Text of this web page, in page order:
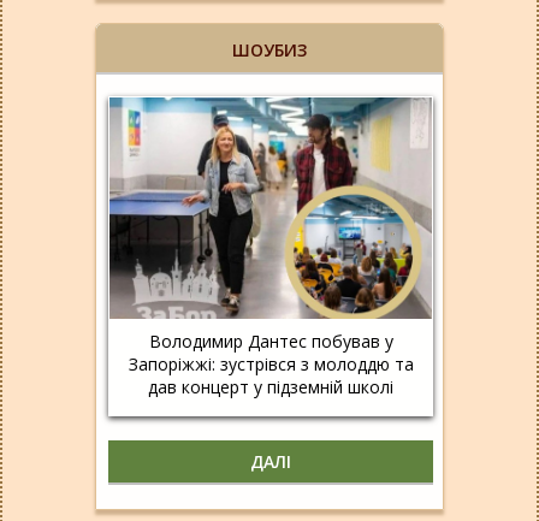
ШОУБИЗ
Володимир Дантес побував у
Запоріжжі: зустрівся з молоддю та
дав концерт у підземній школі
ДАЛІ